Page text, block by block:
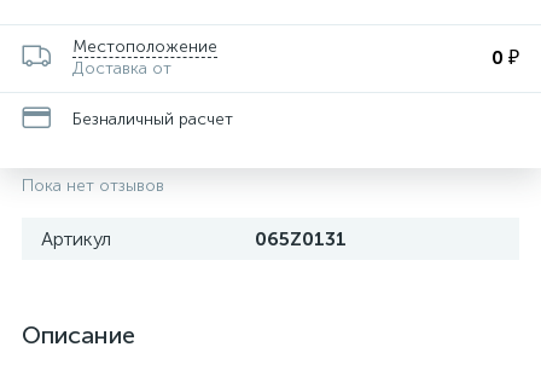
Местоположение
Доставка от
0 ₽
Безналичный расчет
Пока нет отзывов
Артикул 065Z0131
Описание